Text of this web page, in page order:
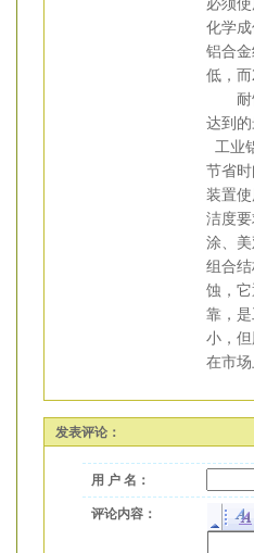
必须
化学
铝合
低，
耐蚀
达到的
工业
节省
装置
洁度
涂、
组合
蚀，
靠，
小，
在市场
发表评论：
用 户 名：
评论内容：